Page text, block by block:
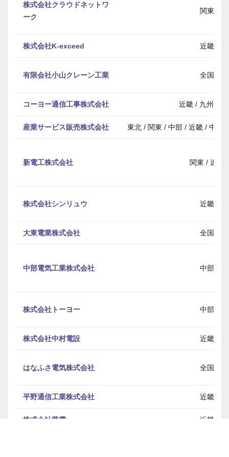
株式会社クラウドネットワ
ーク
関東
株式会社K-exceed 近畿
有限会社小山クレーン工業 全国
コーヨー通信工事株式会社 近畿 / 九州・
産業サービス販売株式会社 東北 / 関東 / 中部 / 近畿 / 中国
新電工株式会社 関東 / 近畿
株式会社シンリュウ 近畿
大東電業株式会社 全国
中部電気工業株式会社 中部
株式会社トーヨー 中部
株式会社中村電設 近畿
はなふさ電気株式会社 全国
平野通信工業株式会社 近畿
株式会社藤電 近畿